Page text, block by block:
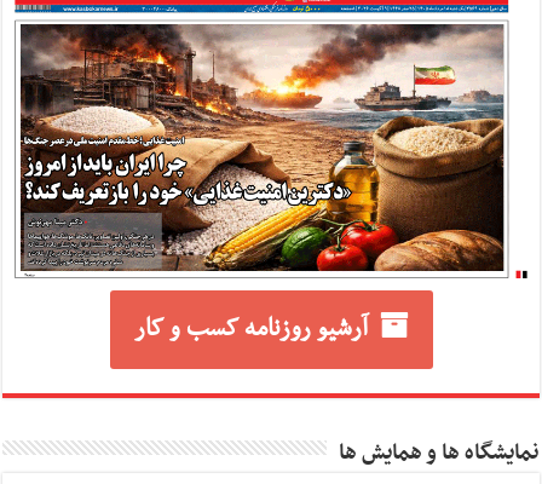
آرشیو روزنامه کسب و کار
نمایشگاه ها و همایش ها